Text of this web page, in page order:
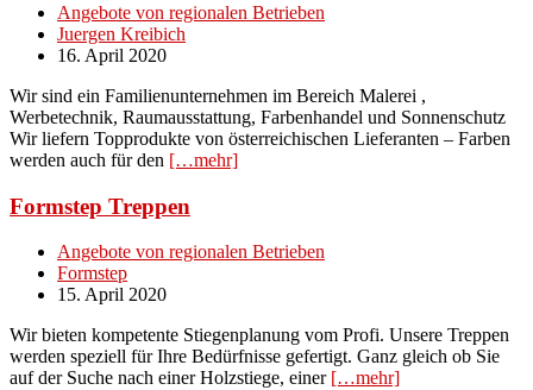
Angebote von regionalen Betrieben
Juergen Kreibich
16. April 2020
Wir sind ein Familienunternehmen im Bereich Malerei ,
Werbetechnik, Raumausstattung, Farbenhandel und Sonnenschutz
Wir liefern Topprodukte von österreichischen Lieferanten – Farben
werden auch für den […mehr]
Formstep Treppen
Angebote von regionalen Betrieben
Formstep
15. April 2020
Wir bieten kompetente Stiegenplanung vom Profi. Unsere Treppen
werden speziell für Ihre Bedürfnisse gefertigt. Ganz gleich ob Sie
auf der Suche nach einer Holzstiege, einer […mehr]